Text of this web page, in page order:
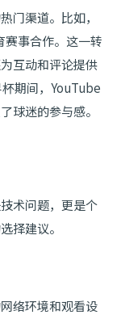
门渠道。比如，
事合作。这一转
互动和评论提供
期间，YouTube
球迷的参与感。
术问题，更是个
择建议。
络环境和观看设